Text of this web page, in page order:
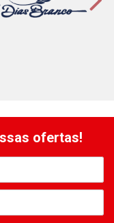
ofertas!